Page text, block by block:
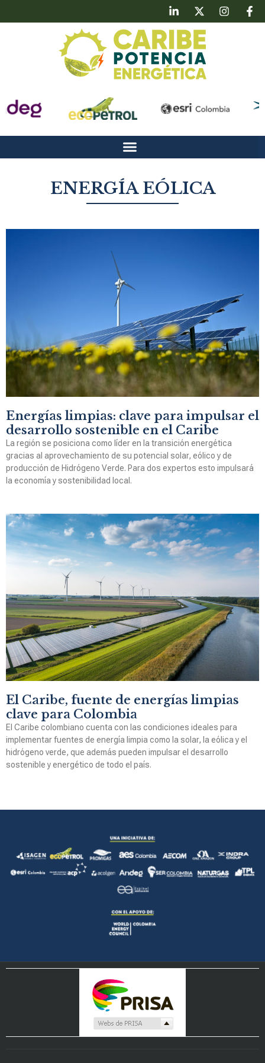
ENERGÍA EÓLICA
Energías limpias: clave para impulsar el
desarrollo sostenible en el Caribe
La región se posiciona como líder en la transición energética
gracias al aprovechamiento de su potencial solar, eólico y de
producción de Hidrógeno Verde. Para dos expertos esto impulsará
la economía y sostenibilidad local.
El Caribe, fuente de energías limpias
clave para Colombia
El Caribe colombiano cuenta con las condiciones ideales para
implementar fuentes de energía limpia como la solar, la eólica y el
hidrógeno verde, que además pueden impulsar el desarrollo
sostenible y energético de todo el país.